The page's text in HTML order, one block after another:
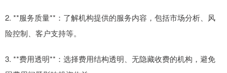
2. **服务质量**：了解机构提供的服务内容，包括市场分析、风
险控制、客户支持等。
3. **费用透明**：选择费用结构透明、无隐藏收费的机构，避免